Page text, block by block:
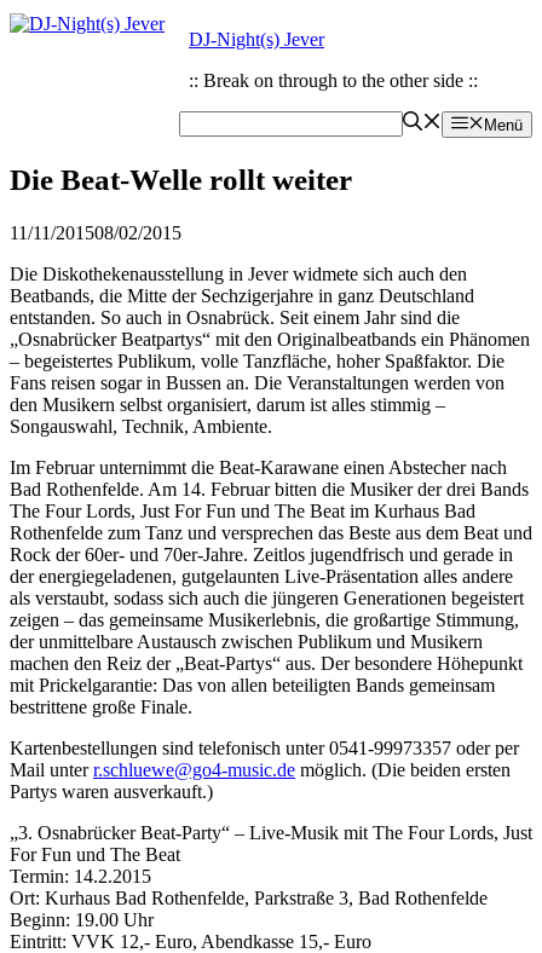
Zum
Zum
DJ-Night(s) Jever
:: Break on through to the other side ::
Menü
Die Beat-Welle rollt weiter
11/11/201508/02/2015
Die Diskothekenausstellung in Jever widmete sich auch den
Beatbands, die Mitte der Sechzigerjahre in ganz Deutschland
entstanden. So auch in Osnabrück. Seit einem Jahr sind die
„Osnabrücker Beatpartys“ mit den Originalbeatbands ein Phänomen
– begeistertes Publikum, volle Tanzfläche, hoher Spaßfaktor. Die
Fans reisen sogar in Bussen an. Die Veranstaltungen werden von
den Musikern selbst organisiert, darum ist alles stimmig –
Songauswahl, Technik, Ambiente.
Im Februar unternimmt die Beat-Karawane einen Abstecher nach
Bad Rothenfelde. Am 14. Februar bitten die Musiker der drei Bands
The Four Lords, Just For Fun und The Beat im Kurhaus Bad
Rothenfelde zum Tanz und versprechen das Beste aus dem Beat und
Rock der 60er- und 70er-Jahre. Zeitlos jugendfrisch und gerade in
der energiegeladenen, gutgelaunten Live-Präsentation alles andere
als verstaubt, sodass sich auch die jüngeren Generationen begeistert
zeigen – das gemeinsame Musikerlebnis, die großartige Stimmung,
der unmittelbare Austausch zwischen Publikum und Musikern
machen den Reiz der „Beat-Partys“ aus. Der besondere Höhepunkt
mit Prickelgarantie: Das von allen beteiligten Bands gemeinsam
bestrittene große Finale.
Kartenbestellungen sind telefonisch unter 0541-99973357 oder per
Mail unterr.schluewe@go4-music.de möglich. (Die beiden ersten
Partys waren ausverkauft.)
„3. Osnabrücker Beat-Party“ – Live-Musik mit The Four Lords, Just
For Fun und The Beat
Termin: 14.2.2015
Ort: Kurhaus Bad Rothenfelde, Parkstraße 3, Bad Rothenfelde
Beginn: 19.00 Uhr
Eintritt: VVK 12,- Euro, Abendkasse 15,- Euro